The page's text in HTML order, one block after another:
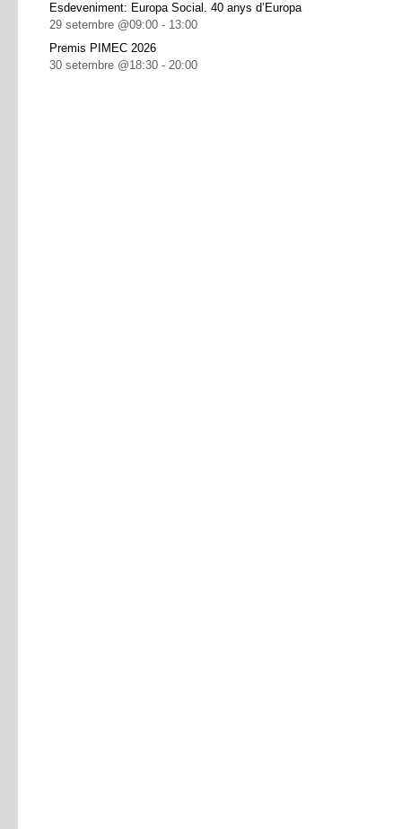
Esdeveniment: Europa Social. 40 anys d’Europa
29 setembre @09:00 - 13:00
Premis PIMEC 2026
30 setembre @18:30 - 20:00